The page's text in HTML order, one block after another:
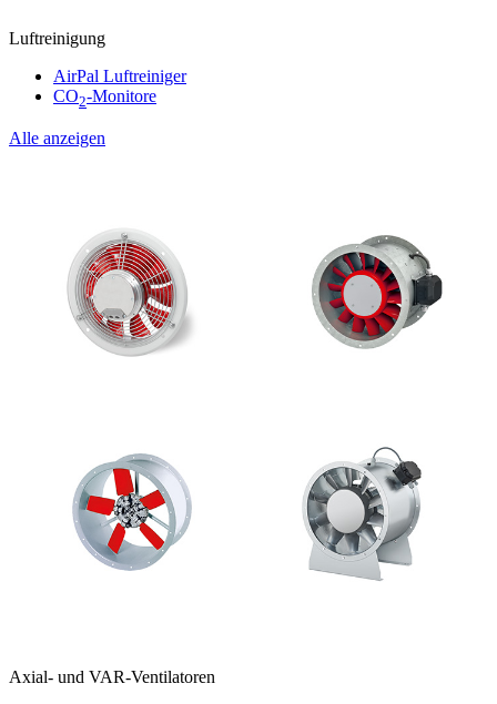
Luftreinigung
AirPal Luftreiniger
CO2-Monitore
Alle anzeigen
Axial- und VAR-Ventilatoren